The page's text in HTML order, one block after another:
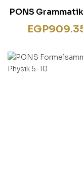
PONS
& bündig
EGP